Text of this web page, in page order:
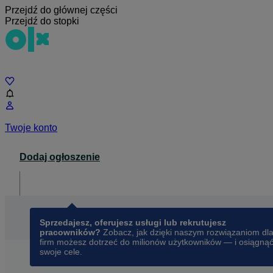
Przejdź do głównej części
Przejdź do stopki
Twoje konto
Dodaj ogłoszenie
Sprzedajesz, oferujesz usługi lub rekrutujesz
pracowników? Zobacz, jak dzięki naszym rozwiązaniom dla
firm możesz dotrzeć do milionów użytkowników — i osiągnąć
swoje cele.